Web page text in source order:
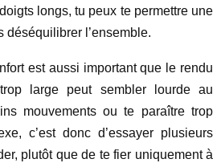
longs, tu peux te permettre une
l’ensemble.
est aussi important que le rendu
large peut sembler lourde au
mouvements ou te paraître trop
c’est donc d’essayer plusieurs
plutôt que de te fier uniquement à